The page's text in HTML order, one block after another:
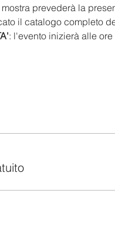
prevederà la
il catalogo completo
: l'evento inizierà alle